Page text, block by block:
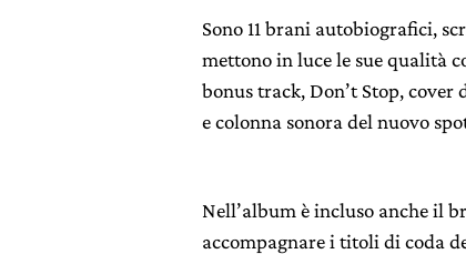
Sono 11 brani autobiografici,
mettono in luce le sue qualità
bonus track, Don’t Stop,
e colonna sonora del nuovo
Nell’album è incluso anche il
accompagnare i titoli di coda